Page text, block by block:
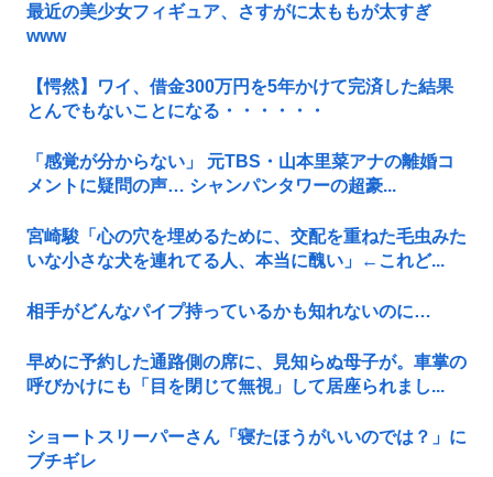
最近の美少女フィギュア、さすがに太ももが太すぎ
www
【愕然】ワイ、借金300万円を5年かけて完済した結果
とんでもないことになる・・・・・・
「感覚が分からない」 元TBS・山本里菜アナの離婚コ
メントに疑問の声… シャンパンタワーの超豪...
宮崎駿「心の穴を埋めるために、交配を重ねた毛虫みた
いな小さな犬を連れてる人、本当に醜い」←これど...
相手がどんなパイプ持っているかも知れないのに…
早めに予約した通路側の席に、見知らぬ母子が。車掌の
呼びかけにも「目を閉じて無視」して居座られまし...
ショートスリーパーさん「寝たほうがいいのでは？」に
ブチギレ